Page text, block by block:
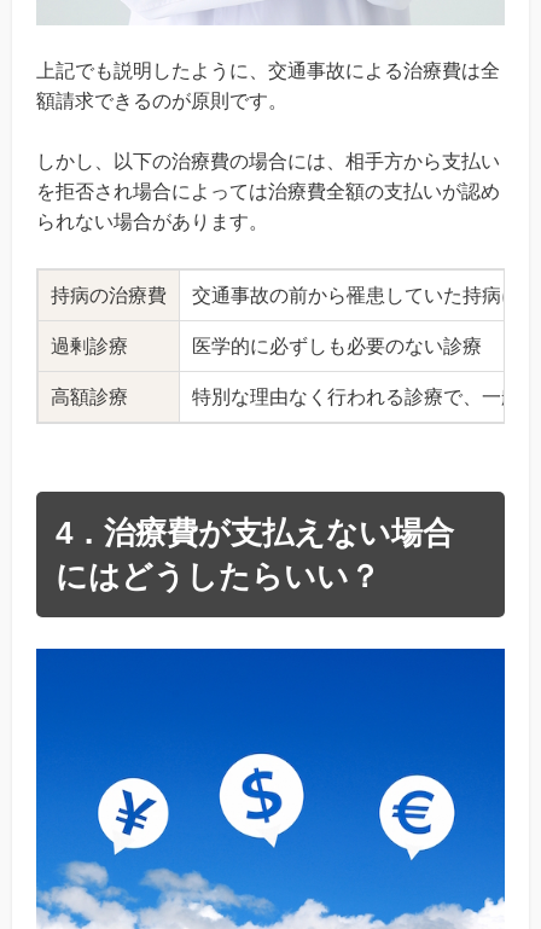
上記でも説明したように、交通事故による治療費は全
額請求できるのが原則です。
しかし、以下の治療費の場合には、相手方から支払い
を拒否され場合によっては治療費全額の支払いが認め
られない場合があります。
持病の治療費 交通事故の前から罹患していた持病に
過剰診療 医学的に必ずしも必要のない診療
高額診療 特別な理由なく行われる診療で、一般
4．治療費が支払えない場合
にはどうしたらいい？